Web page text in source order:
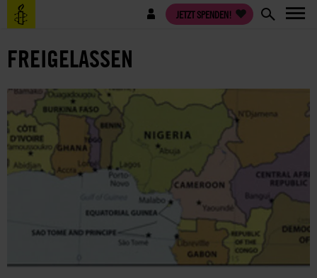
Direkt
zum
Benutzermenü JETZT SPENDEN!
FREIGELASSEN